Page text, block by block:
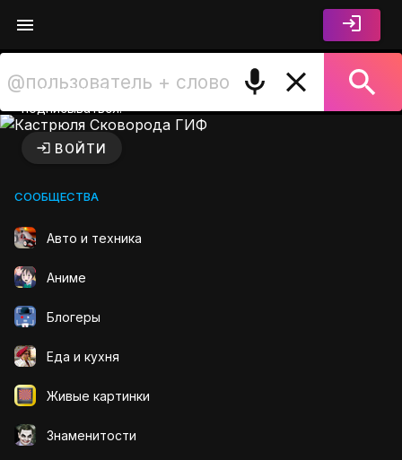
комментировать и
подписываться.
ВОЙТИ
СООБЩЕСТВА
Авто и техника
Аниме
Блогеры
Еда и кухня
Живые картинки
Знаменитости
Кастрюля Сковорода ГИФ